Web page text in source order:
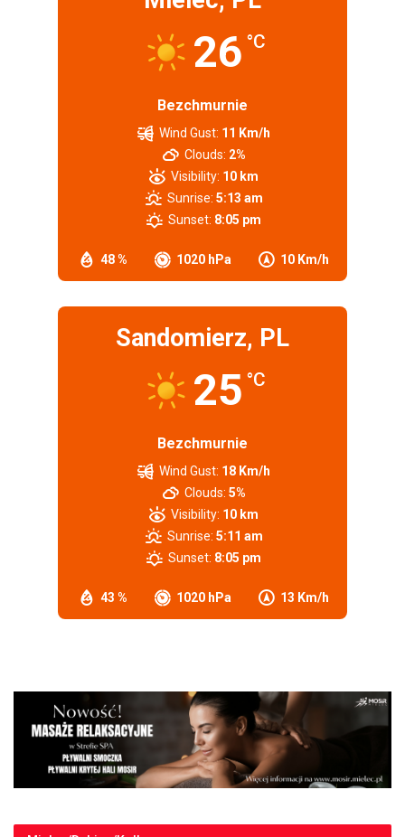
26 °C
Bezchmurnie
48 % 1020 hPa 10 Km/h
Wind Gust: 11 Km/h
Clouds: 2%
Visibility: 10 km
Sunrise: 5:13 am
Sunset: 8:05 pm
Sandomierz, PL
25 °C
Bezchmurnie
43 % 1020 hPa 13 Km/h
Wind Gust: 18 Km/h
Clouds: 5%
Visibility: 10 km
Sunrise: 5:11 am
Sunset: 8:05 pm